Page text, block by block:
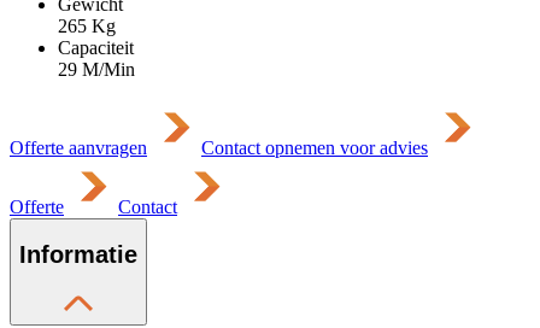
265 Kg
Capaciteit
29 M/Min
Offerte aanvragen Contact opnemen voor advies
Offerte Contact
Informatie